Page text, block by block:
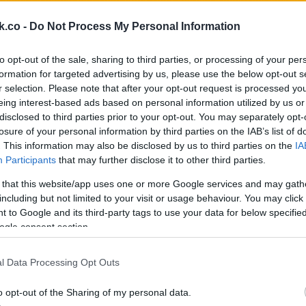
- Do Not Process My Personal Information
opt-out of the sale, sharing to third parties, or processing of your
for targeted advertising by us, please use the below opt-out
selection. Please note that after your opt-out request is processed
interest-based ads based on personal information utilized by us
to third parties prior to your opt-out. You may separately
of your personal information by third parties on the IAB’s list of
This information may also be disclosed by us to third parties on the
Participants that may further disclose it to other third parties.
that this website/app uses one or more Google services and may
but not limited to your visit or usage behaviour. You may
to Google and its third-party tags to use your data for below
consent section.
Data Processing Opt Outs
opt-out of the Sharing of my personal data.
az apám mellettem legyen a legfontosabb pillanatban,
együnk, megünnepeljük az eseményt, és egyszerűen csak
még ennivalót. Éppen akkor egy nővér sietett felém, és
higgyen az apjának. Nem mondott igazat a baleset napjáról.
mutassa meg a felvételeket. Anélkül, hogy feltűnést keltett
éjszakán készült felvételek látszottak, amikor az apámat
aki mellette állt.
Mit keres Ő ott? Nem… EZT NEM ÚSZHATJÁK MEG! –
zuhantam.
– egy nő, akit az apám évekkel ezelőtt elhagyott,
ahogy vita közben a nő szándékosan az apám autója